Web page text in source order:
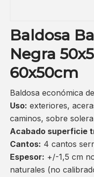
Baldosa
Negra
60x50cm
Baldosa económica
Uso: exteriores,
caminos, sobre
Acabado superficie
Cantos: 4 cantos
Espesor: +/-1,5 cm
naturales (no